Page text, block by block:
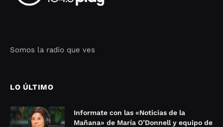
Somos la radio que ves
LO ÚLTIMO
Informate con las «Noticias de la
Mañana» de María O’Donnell y equipo de